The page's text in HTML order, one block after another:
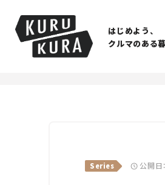
はじめよう、
クルマのある暮
Series 公開日